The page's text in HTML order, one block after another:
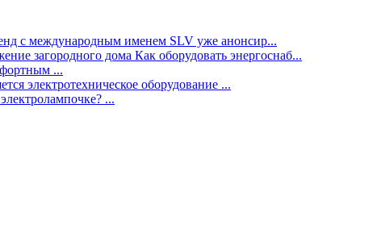
с международным именем SLV уже анонсир...
загородного дома Как оборудовать энергоснаб...
...
электротехническое оборудование ...
...